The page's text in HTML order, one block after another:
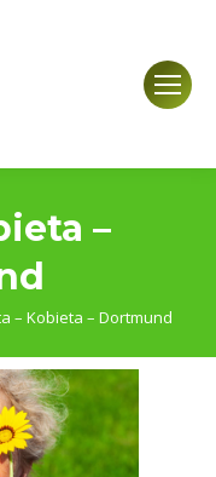
–
– Kobieta – Dortmund